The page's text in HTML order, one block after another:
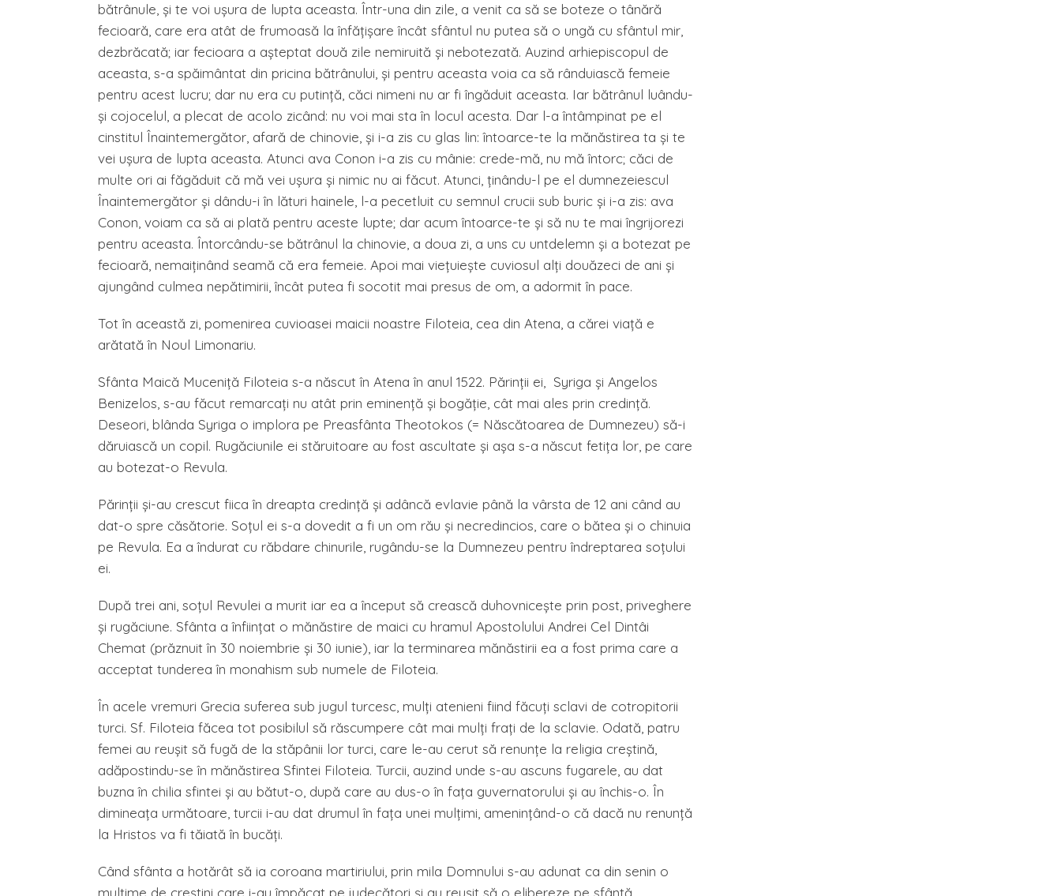
bătrânule, şi te voi uşura de lupta aceasta. Într-una din zile, a venit ca să se boteze o tânără
fecioară, care era atât de frumoasă la înfăţişare încât sfântul nu putea să o ungă cu sfântul mir,
dezbrăcată; iar fecioara a aşteptat două zile nemiruită şi nebotezată. Auzind arhiepiscopul de
aceasta, s-a spăimântat din pricina bătrânului, şi pentru aceasta voia ca să rânduiască femeie
pentru acest lucru; dar nu era cu putinţă, căci nimeni nu ar fi îngăduit aceasta. Iar bătrânul luându-
şi cojocelul, a plecat de acolo zicând: nu voi mai sta în locul acesta. Dar l-a întâmpinat pe el
cinstitul Înaintemergător, afară de chinovie, şi i-a zis cu glas lin: întoarce-te la mănăstirea ta şi te
vei uşura de lupta aceasta. Atunci ava Conon i-a zis cu mânie: crede-mă, nu mă întorc; căci de
multe ori ai făgăduit că mă vei uşura şi nimic nu ai făcut. Atunci, ţinându-l pe el dumnezeiescul
Înaintemergător şi dându-i în lături hainele, l-a pecetluit cu semnul crucii sub buric şi i-a zis: ava
Conon, voiam ca să ai plată pentru aceste lupte; dar acum întoarce-te şi să nu te mai îngrijorezi
pentru aceasta. Întorcându-se bătrânul la chinovie, a doua zi, a uns cu untdelemn şi a botezat pe
fecioară, nemaiţinând seamă că era femeie. Apoi mai vieţuieşte cuviosul alţi douăzeci de ani şi
ajungând culmea nepătimirii, încât putea fi socotit mai presus de om, a adormit în pace.
Tot în această zi, pomenirea cuvioasei maicii noastre Filoteia, cea din Atena, a cărei viaţă e
arătată în Noul Limonariu.
Sfânta Maică Muceniţă Filoteia s-a născut în Atena în anul 1522. Părinţii ei, Syriga şi Angelos
Benizelos, s-au făcut remarcaţi nu atât prin eminenţă şi bogăţie, cât mai ales prin credinţă.
Deseori, blânda Syriga o implora pe Preasfânta Theotokos (= Născătoarea de Dumnezeu) să-i
dăruiască un copil. Rugăciunile ei stăruitoare au fost ascultate şi aşa s-a născut fetiţa lor, pe care
au botezat-o Revula.
Părinţii şi-au crescut fiica în dreapta credinţă şi adâncă evlavie până la vârsta de 12 ani când au
dat-o spre căsătorie. Soţul ei s-a dovedit a fi un om rău şi necredincios, care o bătea şi o chinuia
pe Revula. Ea a îndurat cu răbdare chinurile, rugându-se la Dumnezeu pentru îndreptarea soţului
ei.
După trei ani, soţul Revulei a murit iar ea a început să crească duhovniceşte prin post, priveghere
şi rugăciune. Sfânta a înfiinţat o mănăstire de maici cu hramul Apostolului Andrei Cel Dintâi
Chemat (prăznuit în 30 noiembrie şi 30 iunie), iar la terminarea mănăstirii ea a fost prima care a
acceptat tunderea în monahism sub numele de Filoteia.
În acele vremuri Grecia suferea sub jugul turcesc, mulţi atenieni fiind făcuţi sclavi de cotropitorii
turci. Sf. Filoteia făcea tot posibilul să răscumpere cât mai mulţi fraţi de la sclavie. Odată, patru
femei au reuşit să fugă de la stăpânii lor turci, care le-au cerut să renunţe la religia creştină,
adăpostindu-se în mănăstirea Sfintei Filoteia. Turcii, auzind unde s-au ascuns fugarele, au dat
buzna în chilia sfintei şi au bătut-o, după care au dus-o în faţa guvernatorului şi au închis-o. În
dimineaţa următoare, turcii i-au dat drumul în faţa unei mulţimi, ameninţând-o că dacă nu renunţă
la Hristos va fi tăiată în bucăţi.
Când sfânta a hotărât să ia coroana martiriului, prin mila Domnului s-au adunat ca din senin o
mulţime de creştini care i-au împăcat pe judecători şi au reuşit să o elibereze pe sfântă.